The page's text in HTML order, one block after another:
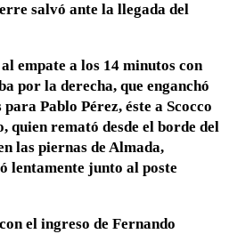
salvó ante la llegada del
empate a los 14 minutos con
por la derecha, que enganchó
Pablo Pérez, éste a Scocco
quien remató desde el borde del
las piernas de Almada,
lentamente junto al poste
el ingreso de Fernando